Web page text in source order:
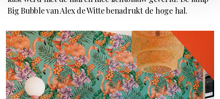
Big Bubble van Alex de Witte benadrukt de hoge hal.